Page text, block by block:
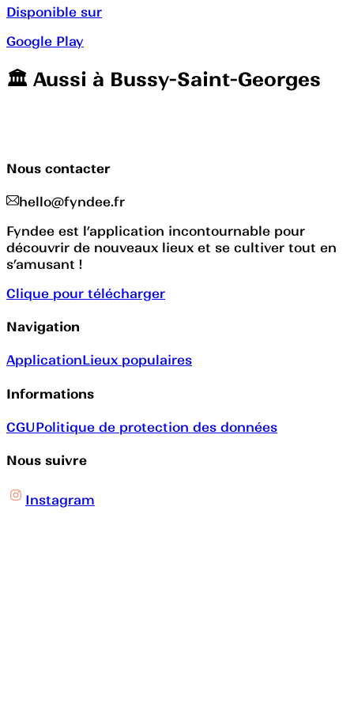
Disponible sur
Google Play
🏛️️ Aussi à Bussy-Saint-Georges
Nous contacter
hello@fyndee.fr
Fyndee est l’application incontournable pour
découvrir de nouveaux lieux et se cultiver tout en
s’amusant !
Clique pour télécharger
Navigation
ApplicationLieux populaires
Informations
CGUPolitique de protection des données
Nous suivre
Instagram